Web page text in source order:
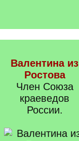
Валентина из
Ростова
Член Союза
краеведов
России.